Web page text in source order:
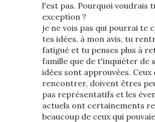
l'est pas. Pourquoi voudrais
exception ?
je ne vois pas qui pourrai te
tes idées, à mon avis, tu
fatigué et tu penses plus à
famille que de t'inquiéter de
idées sont approuvées. Ceux
rencontrer, doivent êtres
pas représentatifs et les
actuels ont certainements
beaucoup de ceux qui